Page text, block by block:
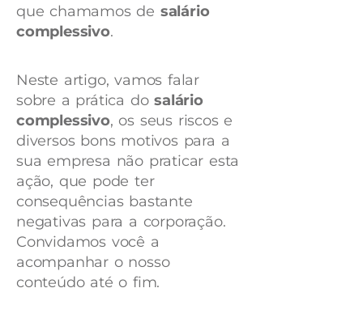
que chamamos de salário
complessivo.
Neste artigo, vamos falar
sobre a prática dosalário
complessivo, os seus riscos e
diversos bons motivos para a
sua empresa não praticar esta
ação, que pode ter
consequências bastante
negativas para a corporação.
Convidamos você a
acompanhar o nosso
conteúdo até o fim.